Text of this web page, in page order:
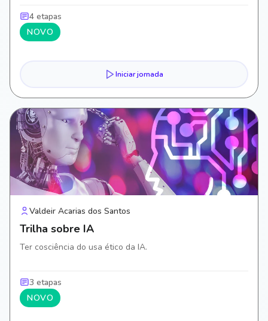
4 etapas
NOVO
Iniciar jornada
Valdeir Acarias dos Santos
Trilha sobre IA
Ter cosciência do usa ético da IA.
3 etapas
NOVO